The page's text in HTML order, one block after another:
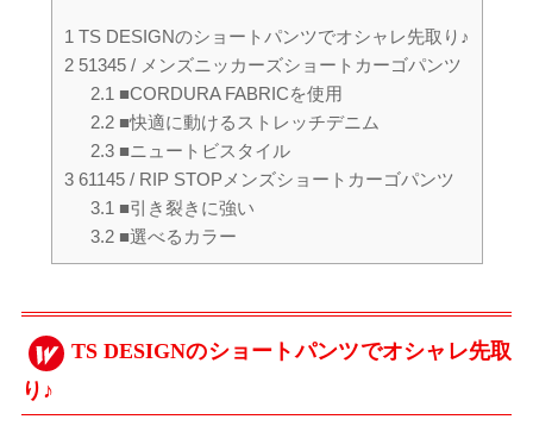
1 TS DESIGNのショートパンツでオシャレ先取り♪
251345 / メンズニッカーズショートカーゴパンツ
2.1 ■CORDURA FABRICを使用
2.2 ■快適に動けるストレッチデニム
2.3 ■ニュートビスタイル
361145 / RIP STOPメンズショートカーゴパンツ
3.1 ■引き裂きに強い
3.2 ■選べるカラー
TS DESIGNのショートパンツでオシャレ先取
り♪